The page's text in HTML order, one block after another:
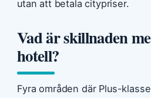
utan att betala citypriser.
Vad är skillnaden
hotell?
Fyra områden där Plus-